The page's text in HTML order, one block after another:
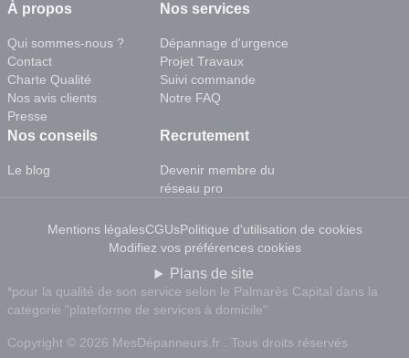
À propos
Qui sommes-nous ?
Contact
Charte Qualité
Nos avis clients
Presse
Nos services
Dépannage d'urgence
Projet Travaux
Suivi commande
Notre FAQ
Nos conseils
Le blog
Recrutement
Devenir membre du
réseau pro
*pour la qualité de son service selon le Palmarès Capital dans la
catégorie "plateforme de services à domicile"
Copyright © 2026 MesDépanneurs.fr . Tous droits réservés
Mentions légalesCGUsPolitique d'utilisation de cookies
Modifiez vos préférences cookies
Plans de site